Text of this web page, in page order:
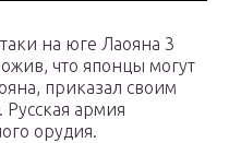
на юге Лаояна 3
что японцы могут
приказал своим
армия
орудия.